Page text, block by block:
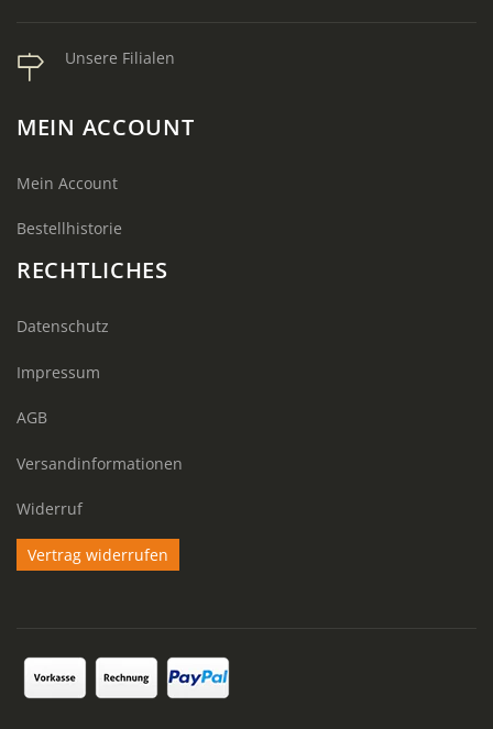
Unsere Filialen
MEIN ACCOUNT
Mein Account
Bestellhistorie
RECHTLICHES
Datenschutz
Impressum
AGB
Versandinformationen
Widerruf
Vertrag widerrufen